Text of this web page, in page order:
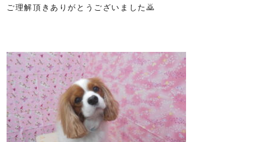
ご理解頂きありがとうございました🙇